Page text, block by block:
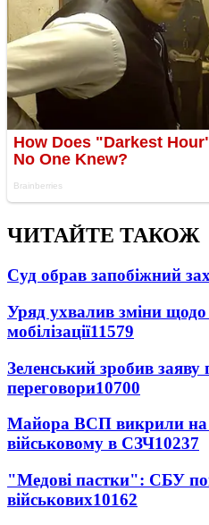
ЧИТАЙТЕ ТАКОЖ
Суд обрав запобіжний
Уряд ухвалив зміни щодо
мобілізації11579
Зеленський зробив заяву
переговори10700
Майора ВСП викрили на
військовому в СЗЧ10237
"Медові пастки": СБУ
військових10162